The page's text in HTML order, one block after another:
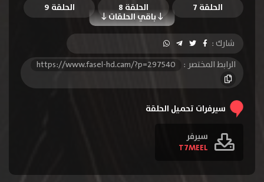
باقي الحلقات
الحلقة 7 الحلقة 8
الحلقة 9
الحلقة 10
الحلقة 11
الحلقة 12
الحلقة 13
الحلقة 14
الحلقة 15
شارك :
الرابط المختصر :
https://www.fasel-hd.cam/?p=297540
سيرفرات تحميل الحلقة
سيرفر
T7MEEL